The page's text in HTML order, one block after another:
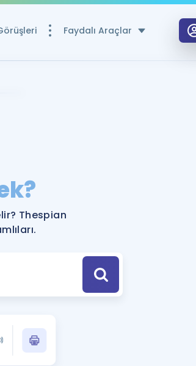
Faydalı Araçlar
ve YÖKDİL Puan Hesaplama Aracı
YÖKDİL'e Hazırlananlar için Öneriler
ÖSYM Sınavları Tek Takvimde
YÖKDİL Tüm Sınavlarla İlgili Haberler
Thespian